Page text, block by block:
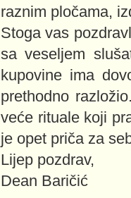
raznim pločama,
Stoga vas
sa veseljem
kupovine ima
prethodno
veće rituale koji
je opet priča za
Lijep pozdrav,
Dean Baričić